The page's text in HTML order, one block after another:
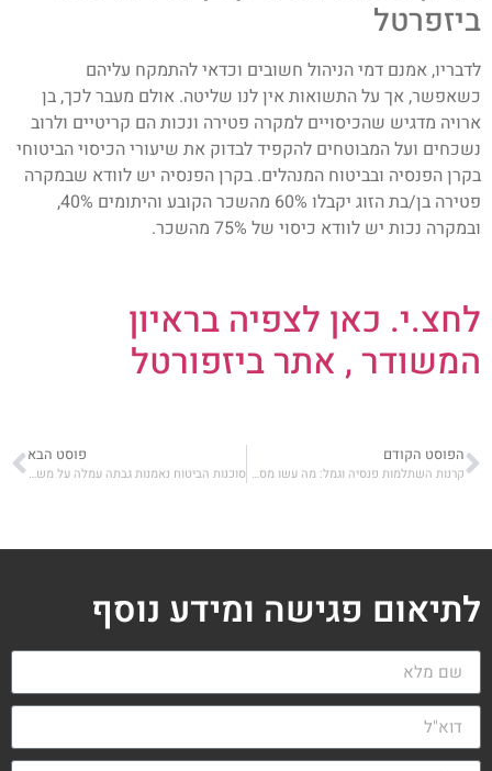
ביזפרטל
לדבריו, אמנם דמי הניהול חשובים וכדאי להתמקח עליהם
כשאפשר, אך על התשואות אין לנו שליטה. אולם מעבר לכך, בן
ארויה מדגיש שהכיסויים למקרה פטירה ונכות הם קריטיים ולרוב
נשכחים ועל המבוטחים להקפיד לבדוק את שיעורי הכיסוי הביטוחי
בקרן הפנסיה ובביטוח המנהלים. בקרן הפנסיה יש לוודא שבמקרה
פטירה בן/בת הזוג יקבלו 60% מהשכר הקובע והיתומים 40%,
ובמקרה נכות יש לוודא כיסוי של 75% מהשכר.
לחצ.י. כאן לצפיה בראיון
המשודר , אתר ביזפורטל
הפוסט הקודם
קרנות השתלמות פנסיה וגמל: מה עשו מסלולי S&P500, מניות וכללי ? עוד חודש שלילי – תחזית מרץ
פוסט הבא
סוכנות הביטוח נאמנות גבתה עמלה על משיכת כספים מקרן השתלמות. ביהמ"ש: מדובר בעושק
לתיאום פגישה ומידע נוסף